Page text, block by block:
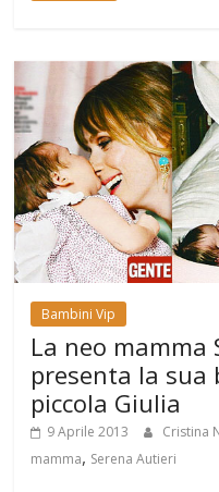
Bambini Vip
La neo mamma
presenta la sua
piccola Giulia
9 Aprile 2013 Cristina
mamma, Serena Autieri